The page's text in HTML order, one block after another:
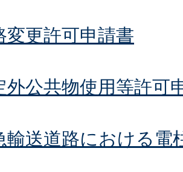
変更許可申請書
外公共物使用等許可
輸送道路における電